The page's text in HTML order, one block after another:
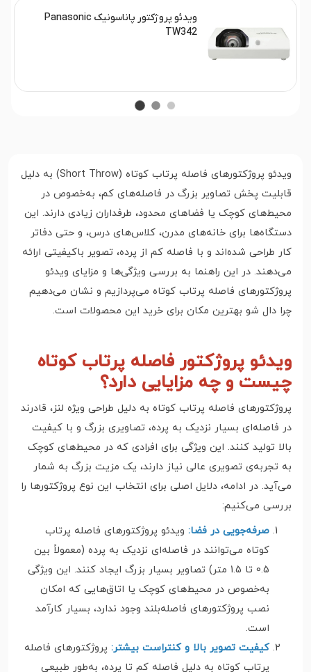
ویدئو پروژکتور پاناسونیک Panasonic
TW342
ویدئو پروژکتورهای فاصله پرتاب کوتاه (Short Throw) به دلیل
قابلیت پخش تصاویر بزرگ در فاصله‌های کم، به‌خصوص در
محیط‌های کوچک یا فضاهای محدود، طرفداران زیادی دارند. این
دستگاه‌ها برای خانه‌های مدرن، کلاس‌های درس، و حتی دفاتر
کار طراحی شده‌اند و با فاصله کم از پرده، تصویر باکیفیتی ارائه
می‌دهند. در این راهنما به بررسی ویژگی‌ها و مزایای ویدئو
پروژکتورهای فاصله پرتاب کوتاه می‌پردازیم و نشان می‌دهیم
چرا دال شو بهترین مکان برای خرید این محصولات است.
ویدئو پروژکتور فاصله پرتاب کوتاه
چیست و چه مزایایی دارد؟
پروژکتورهای فاصله پرتاب کوتاه به دلیل طراحی ویژه لنز، قادرند
در فاصله‌ای بسیار نزدیک به پرده، تصاویری بزرگ و با کیفیت
بالا تولید کنند. این ویژگی برای افرادی که در محیط‌های کوچک
به تجربه‌ی تصویری عالی نیاز دارند، یک مزیت بزرگ به شمار
می‌آید. در ادامه، دلایل اصلی برای انتخاب این نوع پروژکتورها را
بررسی می‌کنیم:
صرفه‌جویی در فضا: ویدئو پروژکتورهای فاصله پرتاب
کوتاه می‌توانند در فاصله‌ای نزدیک به پرده (معمولاً بین
0.5 تا 1.5 متر) تصاویر بسیار بزرگ ایجاد کنند. این ویژگی
به‌خصوص در محیط‌های کوچک یا اتاق‌هایی که امکان
نصب پروژکتورهای فاصله‌بلند وجود ندارد، بسیار کارآمد
است.
کیفیت تصویر بالا و کنتراست بیشتر: پروژکتورهای فاصله
پرتاب کوتاه به دلیل فاصله کم تا پرده، به‌طور طبیعی